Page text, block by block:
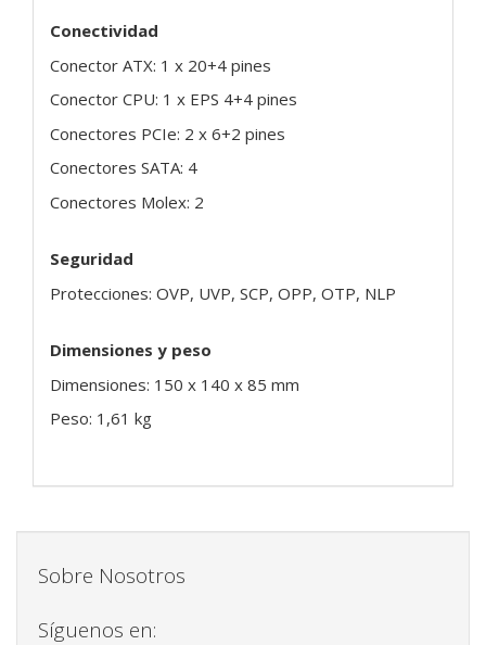
Conectividad
Conector ATX: 1 x 20+4 pines
Conector CPU: 1 x EPS 4+4 pines
Conectores PCIe: 2 x 6+2 pines
Conectores SATA: 4
Conectores Molex: 2
Seguridad
Protecciones: OVP, UVP, SCP, OPP, OTP, NLP
Dimensiones y peso
Dimensiones: 150 x 140 x 85 mm
Peso: 1,61 kg
Sobre Nosotros
Síguenos en: